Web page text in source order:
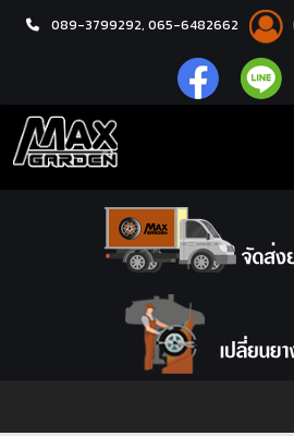
089-3799292, 065-6482662
หน้าแรก